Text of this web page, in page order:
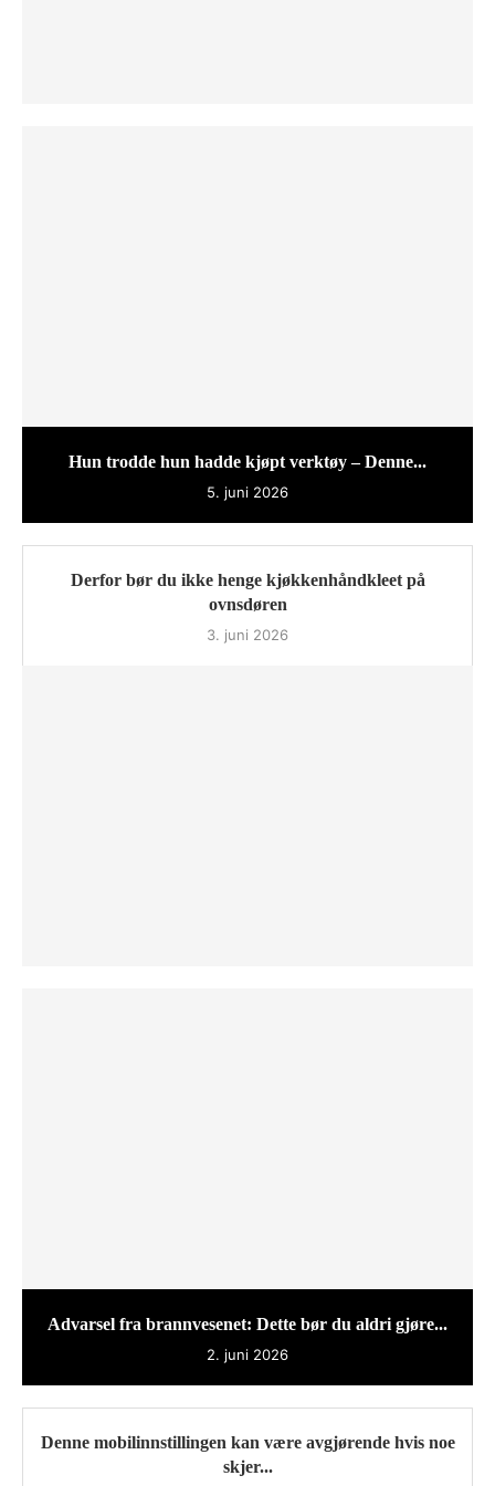
Hun trodde hun hadde kjøpt verktøy – Denne...
5. juni 2026
Derfor bør du ikke henge kjøkkenhåndkleet på
ovnsdøren
3. juni 2026
Advarsel fra brannvesenet: Dette bør du aldri gjøre...
2. juni 2026
Denne mobilinnstillingen kan være avgjørende hvis noe
skjer...